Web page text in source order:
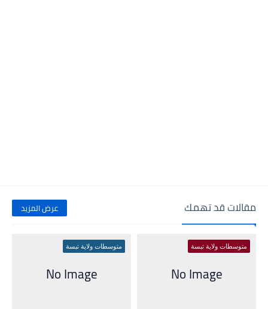
مقالات قد تهمك عرض المزيد
متوسطات ولاية تبسة متوسطات ولاية تبسة